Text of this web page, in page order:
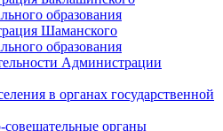
образования
Шаманского
образования
Администрации
в органах государственной
совещательные органы